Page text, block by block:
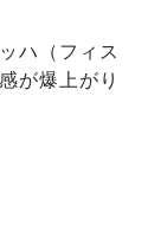
ハ（フィス
が爆上がり